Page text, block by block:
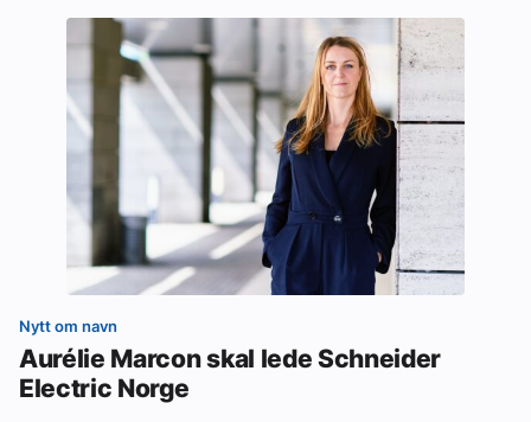
Nytt om navn
Aurélie Marcon skal lede Schneider
Electric Norge